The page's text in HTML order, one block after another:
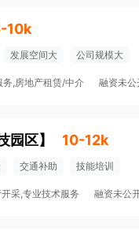
10k
发展空间大 公司规模大
务,房地产租赁/中介 融资未公
园区】 10-12k
交通补助 技能培训
采,专业技术服务 融资未公